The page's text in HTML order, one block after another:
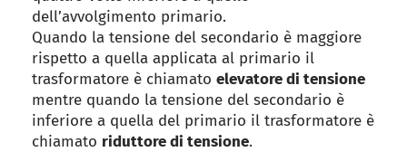
dell’avvolgimento primario.
Quando la tensione del secondario è maggiore
rispetto a quella applicata al primario il
trasformatore è chiamato elevatore di tensione
mentre quando la tensione del secondario è
inferiore a quella del primario il trasformatore è
chiamato riduttore di tensione.